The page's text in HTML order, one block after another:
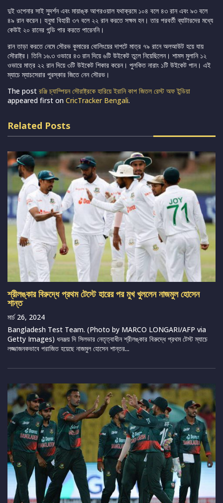
দুই ওপেনার সাই সুদর্শন এবং মায়াঙ্ক আগরওয়াল যথাক্রমে ১০৪ বলে ৪৩ রান এবং ৯৩ বলে
৪৯ রান করেন। হনুমা বিহারী ৩৭ বলে ২২ রান করতে সক্ষম হন। তার পরবর্তী ব্যাটারদের মধ্যে
কেউই ২০ রানের গন্ডি পার করতে পারেননি।
রান তাড়া করতে নেমে সৌরভ কুমারের বোলিংয়ের দাপটে মাত্র ৭৯ রানে অলআউট হয়ে যায়
সৌরাষ্ট্র। তিনি ১৬.৩ ওভারে ৪৩ রান দিয়ে ৬টি উইকেট তুলে নিয়েছিলেন। শামস মুলানি ১২
ওভারে মাত্র ২২ রান দিয়ে ৩টি উইকেট শিকার করেন। পুলকিত নারাং ১টি উইকেট পান। এই
ম্যাচে ম্যাচসেরার পুরস্কার জিতে নেন সৌরভ।
The post রঞ্জি চ্যাম্পিয়ন সৌরাষ্ট্রকে হারিয়ে ইরানি কাপ জিতল রেস্ট অফ ইন্ডিয়া
appeared first on CricTracker Bengali.
Related Posts
শ্রীলঙ্কার বিরুদ্ধে প্রথম টেস্টে হারের পর মুখ খুললেন নাজমুল হোসেন
শান্ত
মার্চ 26, 2024
Bangladesh Test Team. (Photo by MARCO LONGARI/AFP via
Getty Images) ধনঞ্জয় দি সিলভার নেতৃত্বাধীন শ্রীলঙ্কার বিরুদ্ধে প্রথম টেস্ট ম্যাচে
লজ্জাজনকভাবে পরাজিত হয়েছে নাজমুল হোসেন শান্তর...